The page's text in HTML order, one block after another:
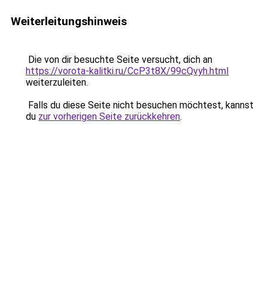
Weiterleitungshinweis
Die von dir besuchte Seite versucht, dich an
https://vorota-kalitki.ru/CcP3t8X/99cQvyh.html
weiterzuleiten.
Falls du diese Seite nicht besuchen möchtest, kannst
du zur vorherigen Seite zurückkehren.